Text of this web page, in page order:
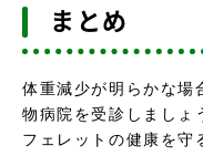
まとめ
体重減少が明らかな場
物病院を受診しましょ
フェレットの健康を守